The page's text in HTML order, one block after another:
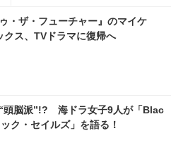
・ザ・フューチャー』のマイケ
クス、TVドラマに復帰へ
頭脳派”!? 海ドラ女子9人が「Blac
ク・セイルズ」を語る！